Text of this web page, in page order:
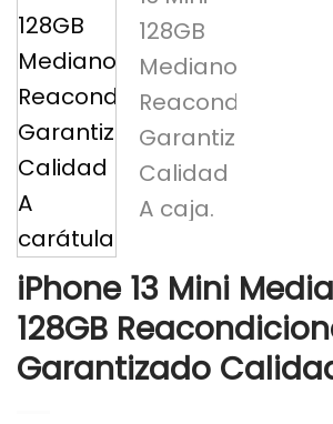
iPhone 13 Mini
128GB
Garantizado